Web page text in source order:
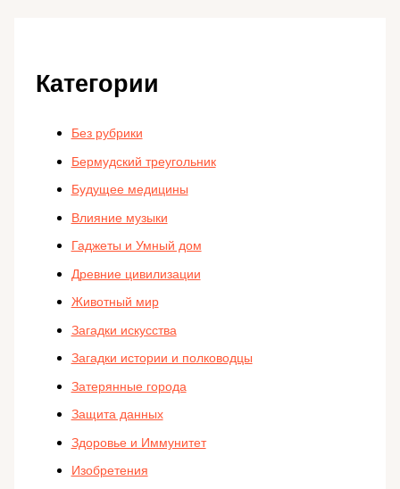
Категории
Без рубрики
Бермудский треугольник
Будущее медицины
Влияние музыки
Гаджеты и Умный дом
Древние цивилизации
Животный мир
Загадки искусства
Загадки истории и полководцы
Затерянные города
Защита данных
Здоровье и Иммунитет
Изобретения